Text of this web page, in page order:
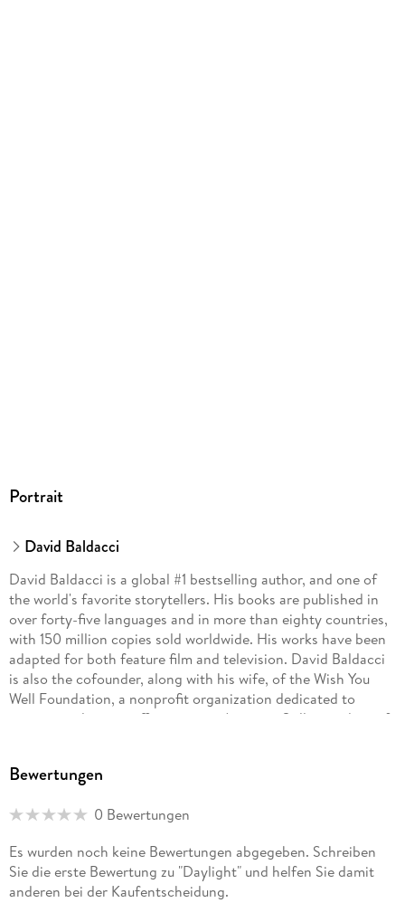
Portrait
David Baldacci
David Baldacci is a global #1 bestselling author, and one of
the world's favorite storytellers. His books are published in
over forty-five languages and in more than eighty countries,
with 150 million copies sold worldwide. His works have been
adapted for both feature film and television. David Baldacci
is also the cofounder, along with his wife, of the Wish You
Well Foundation, a nonprofit organization dedicated to
supporting literacy efforts across America. Still a resident of
WishYouWellFoundation.org.
Bewertungen
0 Bewertungen
Es wurden noch keine Bewertungen abgegeben. Schreiben
Sie die erste Bewertung zu "Daylight" und helfen Sie damit
anderen bei der Kaufentscheidung.